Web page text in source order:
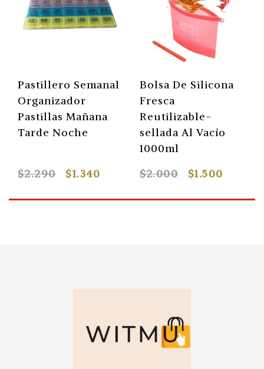
Pastillero Semanal
Organizador
Pastillas Mañana
Tarde Noche
$2.290 $1.340
Bolsa De Silicona
Fresca
Reutilizable-
sellada Al Vacío
1000ml
$2.000
$1.500